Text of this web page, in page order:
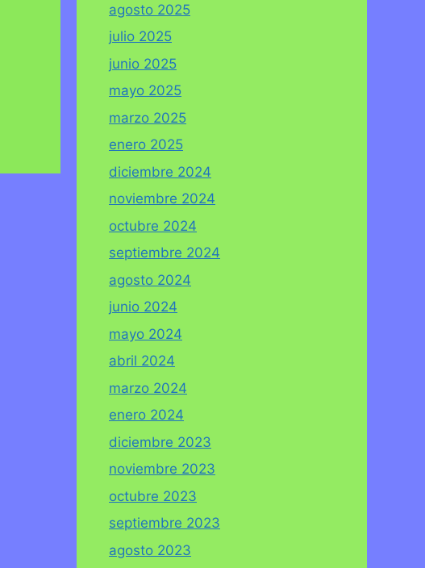
agosto 2025
julio 2025
junio 2025
mayo 2025
marzo 2025
enero 2025
diciembre 2024
noviembre 2024
octubre 2024
septiembre 2024
agosto 2024
junio 2024
mayo 2024
abril 2024
marzo 2024
enero 2024
diciembre 2023
noviembre 2023
octubre 2023
septiembre 2023
agosto 2023